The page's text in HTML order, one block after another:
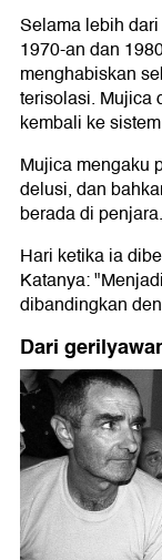
Selama lebih
1970-an dan
menghabiskan
terisolasi. Mujica
kembali ke
Mujica mengaku
delusi, dan
berada di penjara.
Hari ketika ia
Katanya:
dibandingkan
Dari